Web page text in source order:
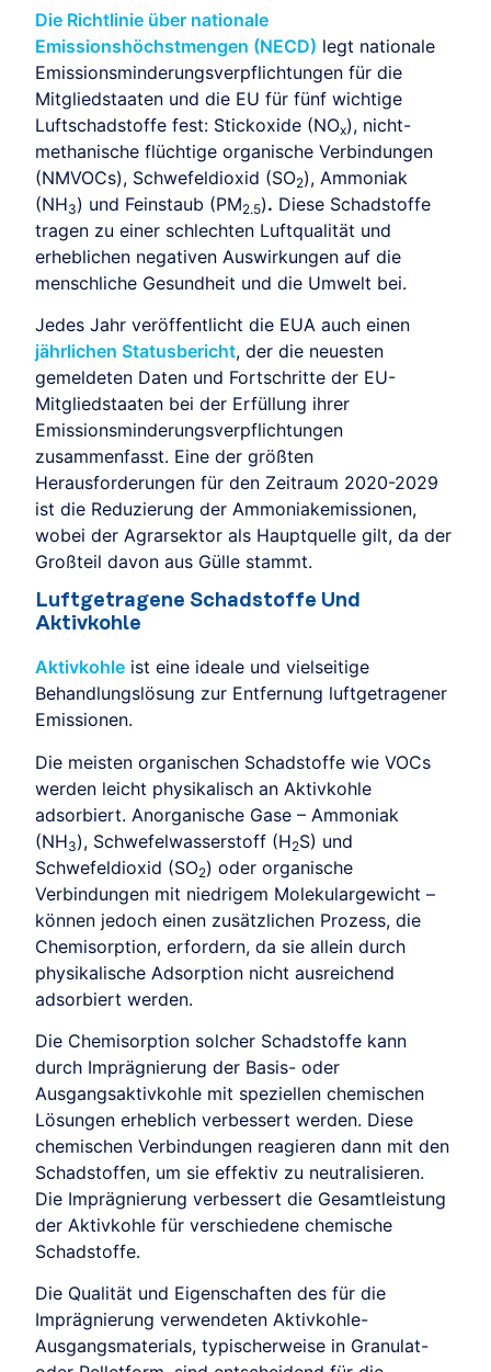
Die Richtlinie über nationale
Emissionshöchstmengen (NECD) legt nationale
Emissionsminderungsverpflichtungen für die
Mitgliedstaaten und die EU für fünf wichtige
Luftschadstoffe fest: Stickoxide (NOx), nicht-
methanische flüchtige organische Verbindungen
(NMVOCs), Schwefeldioxid (SO2), Ammoniak
(NH3) und Feinstaub (PM2.5). Diese Schadstoffe
tragen zu einer schlechten Luftqualität und
erheblichen negativen Auswirkungen auf die
menschliche Gesundheit und die Umwelt bei.
Jedes Jahr veröffentlicht die EUA auch einen
jährlichen Statusbericht, der die neuesten
gemeldeten Daten und Fortschritte der EU-
Mitgliedstaaten bei der Erfüllung ihrer
Emissionsminderungsverpflichtungen
zusammenfasst. Eine der größten
Herausforderungen für den Zeitraum 2020-2029
ist die Reduzierung der Ammoniakemissionen,
wobei der Agrarsektor als Hauptquelle gilt, da der
Großteil davon aus Gülle stammt.
Luftgetragene Schadstoffe Und
Aktivkohle
Aktivkohle ist eine ideale und vielseitige
Behandlungslösung zur Entfernung luftgetragener
Emissionen.
Die meisten organischen Schadstoffe wie VOCs
werden leicht physikalisch an Aktivkohle
adsorbiert. Anorganische Gase – Ammoniak
(NH3), Schwefelwasserstoff (H2S) und
Schwefeldioxid (SO2) oder organische
Verbindungen mit niedrigem Molekulargewicht –
können jedoch einen zusätzlichen Prozess, die
Chemisorption, erfordern, da sie allein durch
physikalische Adsorption nicht ausreichend
adsorbiert werden.
Die Chemisorption solcher Schadstoffe kann
durch Imprägnierung der Basis- oder
Ausgangsaktivkohle mit speziellen chemischen
Lösungen erheblich verbessert werden. Diese
chemischen Verbindungen reagieren dann mit den
Schadstoffen, um sie effektiv zu neutralisieren.
Die Imprägnierung verbessert die Gesamtleistung
der Aktivkohle für verschiedene chemische
Schadstoffe.
Die Qualität und Eigenschaften des für die
Imprägnierung verwendeten Aktivkohle-
Ausgangsmaterials, typischerweise in Granulat-